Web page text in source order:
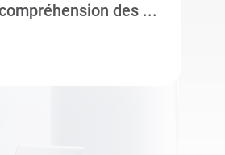
des ...